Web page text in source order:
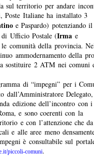
sul territorio per andare
Poste Italiane ha installato 3
e Paspardo) potenziando il
Ufficio Postale (Irma e
comunità della provincia.
ammodernamento della
sostituire 2 ATM nei comuni
di “impegni” per i
Delegato,
edizione dell’incontro con i
e sono coerenti con la
e con l’attenzione che da
e alle aree meno
è consultabile sul
piccoli-comuni.